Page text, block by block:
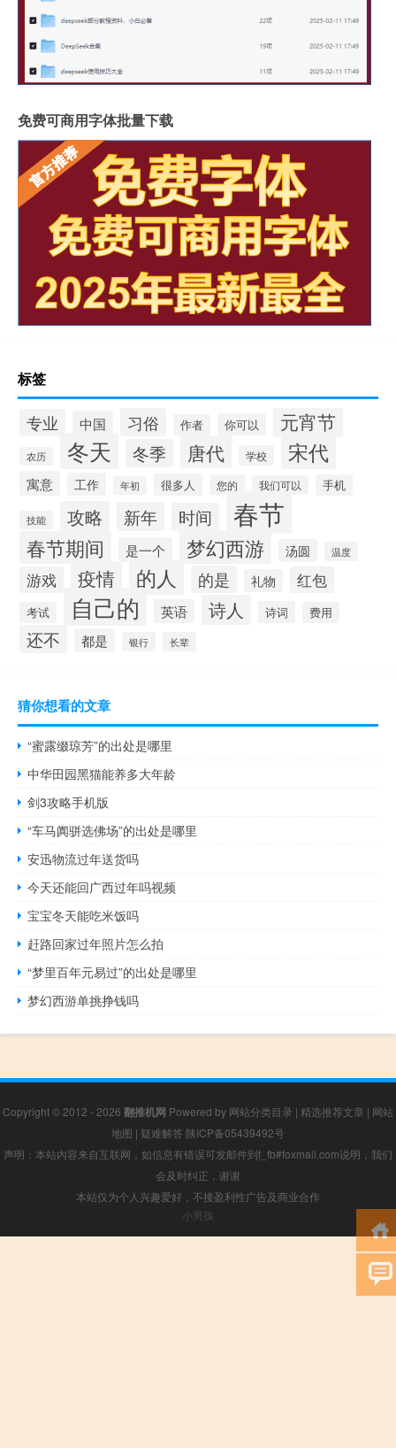
免费可商用字体批量下载
标签
专业 中国 习俗 作者 你可以 元宵节
农历 冬天 冬季 唐代 学校 宋代
寓意 工作 年初 很多人 您的 我们可以 手机
技能 攻略 新年 时间 春节
春节期间 是一个 梦幻西游 汤圆 温度
游戏 疫情 的人 的是 礼物 红包
考试 自己的 英语 诗人 诗词 费用
还不 都是 银行 长辈
猜你想看的文章
“蜜露缀琼芳”的出处是哪里
中华田园黑猫能养多大年龄
剑3攻略手机版
“车马阗骈选佛场”的出处是哪里
安迅物流过年送货吗
今天还能回广西过年吗视频
宝宝冬天能吃米饭吗
赶路回家过年照片怎么拍
“梦里百年元易过”的出处是哪里
梦幻西游单挑挣钱吗
Copyright © 2012 - 2026 翻推机网 Powered by 网站分类目录 | 精选推荐文章 | 网站
地图 | 疑难解答 陕ICP备05439492号
声明：本站内容来自互联网，如信息有错误可发邮件到f_fb#foxmail.com说明，我们
会及时纠正，谢谢
本站仅为个人兴趣爱好，不接盈利性广告及商业合作
小男孩